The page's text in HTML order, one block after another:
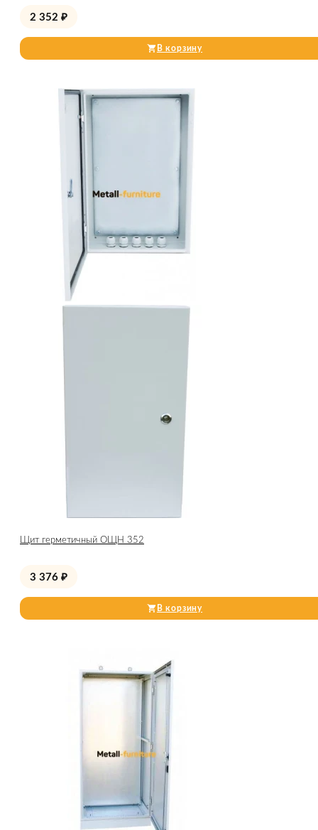
2 352 ₽
В корзину
Щит герметичный ОЩН 352
3 376 ₽
В корзину